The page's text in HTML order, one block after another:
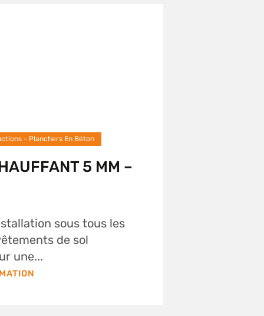
- Planchers En Béton
5 MM –
sous tous les
de sol
une...